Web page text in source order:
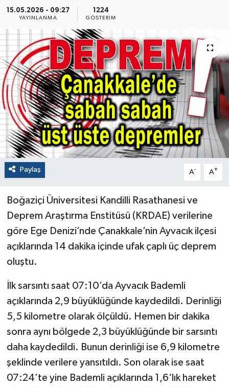
15.05.2026 - 09:27
YAYINLANMA
1224
GÖSTERIM
Paylaş A- A+
Boğaziçi Üniversitesi Kandilli Rasathanesi ve
Deprem Araştırma Enstitüsü (KRDAE) verilerine
göre Ege Denizi’nde Çanakkale’nin Ayvacık ilçesi
açıklarında 14 dakika içinde ufak çaplı üç deprem
oluştu.
İlk sarsıntı saat 07:10’da Ayvacık Bademli
açıklarında 2,9 büyüklüğünde kaydedildi. Derinliği
5,5 kilometre olarak ölçüldü. Hemen bir dakika
sonra aynı bölgede 2,3 büyüklüğünde bir sarsıntı
daha kaydedildi. Bunun derinliği ise 6,9 kilometre
şeklinde verilere yansıtıldı. Son olarak ise saat
07:24’te yine Bademli açıklarında 1,6‘lık hareket